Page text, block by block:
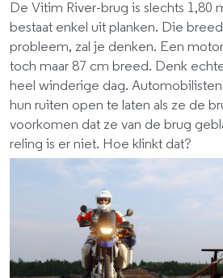
De Vitim River-brug is slechts 1,80
bestaat enkel uit planken. Die
probleem, zal je denken. Een
toch maar 87 cm breed. Denk
heel winderige dag.
hun ruiten open te laten als ze de
voorkomen dat ze van de brug
reling is er niet. Hoe klinkt dat?